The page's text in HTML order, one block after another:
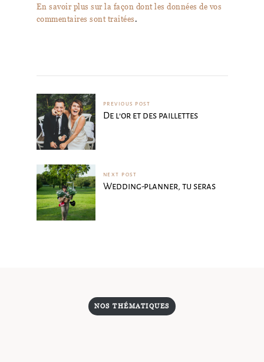
En savoir plus sur la façon dont les données de vos
commentaires sont traitées.
PREVIOUS POST
De l’or et des paillettes
NEXT POST
Wedding-planner, tu seras
NOS THÉMATIQUES